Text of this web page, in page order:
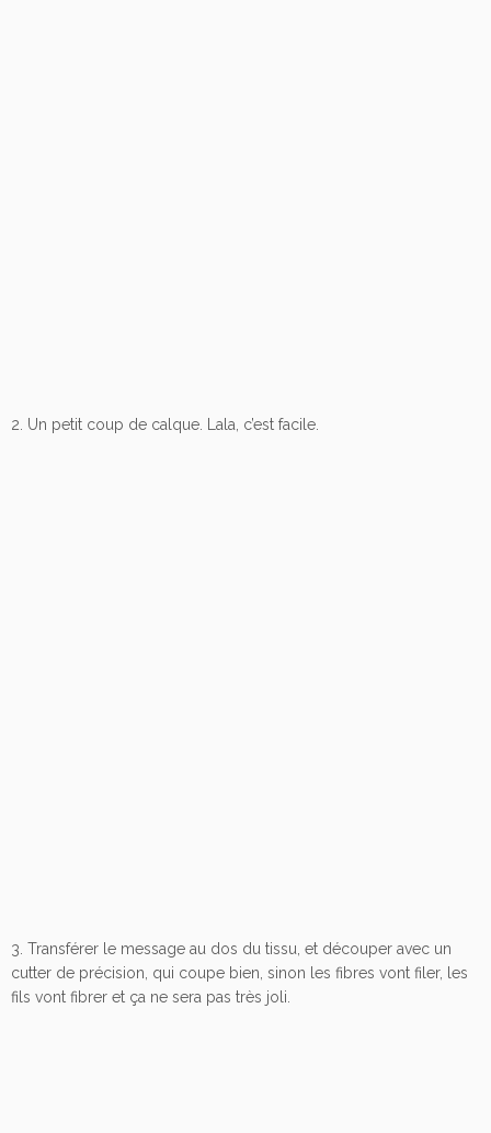
2. Un petit coup de calque. Lala, c’est facile.
3. Transférer le message au dos du tissu, et découper avec un
cutter de précision, qui coupe bien, sinon les fibres vont filer, les
fils vont fibrer et ça ne sera pas très joli.